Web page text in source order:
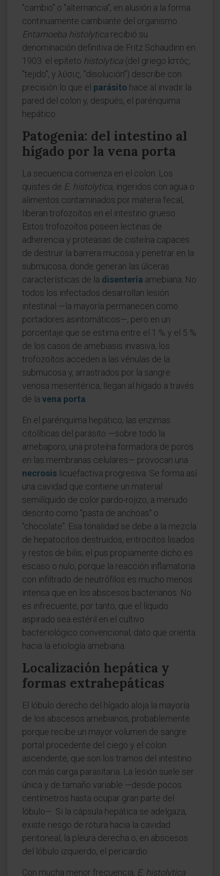
"cambio" o "alternancia", en alusión a la forma
continuamente cambiante del organismo.
Entamoeba histolytica recibió su
denominación definitiva de Fritz Schaudinn en
1903: el epíteto histolytica (del griego ἱστός,
"tejido", y λύσις, "disolución") describe con
precisión lo que el parásito hace al invadir la
pared del colon y, después, el parénquima
hepático.
Patogenia: del intestino al
hígado por la vena porta
La secuencia comienza en el colon. Los
quistes de E. histolytica, ingeridos con agua o
alimentos contaminados por materia fecal,
liberan trofozoítos en el intestino grueso.
Estos trofozoítos poseen lectinas de
adherencia y proteasas de cisteína capaces
de destruir la barrera mucosa y penetrar en la
submucosa, donde generan las úlceras
características de la disentería amebiana. No
todos los infectados desarrollan lesión
intestinal —la mayoría permanecen como
portadores asintomáticos—, pero en un
porcentaje que se estima entre el 1 % y el 5 %
de los casos de amebiasis invasiva, los
trofozoítos acceden a las vénulas de la
submucosa y, arrastrados por la sangre
venosa mesentérica, llegan al hígado a través
de la vena porta
En el parénquima hepático, las enzimas
citolíticas del parásito —sobre todo la
amebaporo, una proteína formadora de poros
en las membranas celulares— provocan una
necrosis licuefactiva progresiva. Se forma así
una cavidad que contiene un material
semilíquido de color pardo-rojizo, a menudo
descrito como "pasta de anchoas" o
"chocolate". Esa tonalidad se debe a la mezcla
de hepatocitos destruidos, eritrocitos lisados
y restos de bilis; el pus propiamente dicho es
escaso o nulo, porque la reacción inflamatoria
con infiltrado de neutrófilos es mucho menos
intensa que en los abscesos bacterianos. No
es infrecuente, por tanto, que el líquido
aspirado sea estéril en el cultivo
bacteriológico convencional, dato que orienta
hacia la etiología amebiana.
Localización hepática y
formas extrahepáticas
El lóbulo derecho del hígado aloja la mayoría
de los abscesos amebianos, probablemente
porque recibe un mayor volumen de sangre
portal procedente del ciego y el colon
ascendente, que son los tramos del intestino
con más carga parasitaria. La lesión suele ser
única y de tamaño variable —desde pocos
centímetros hasta ocupar gran parte del
lóbulo—. Si la cápsula hepática se adelgaza,
existe riesgo de rotura hacia la cavidad
peritoneal, la pleura derecha o, en abscesos
del lóbulo izquierdo, el pericardio.
Con mucha menor frecuencia, E. histolytica